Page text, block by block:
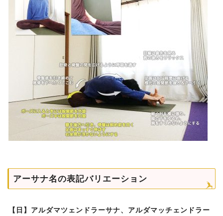
アーサナ名の表記バリエーション
【日】アルダマツェンドラーサナ、アルダマッチェンドラー